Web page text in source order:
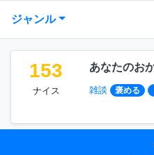
ジャンル
153
ナイス
あなたのお
雑談 褒める